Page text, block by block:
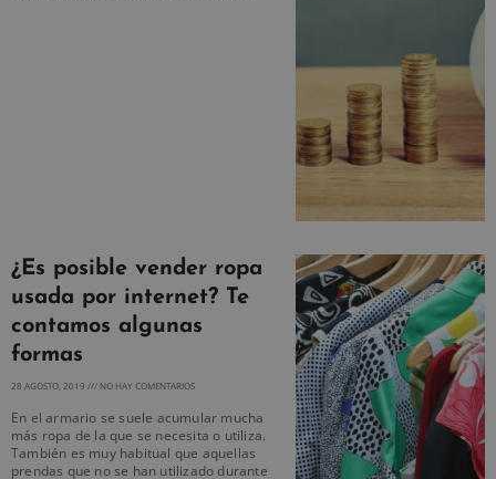
¿Es posible vender ropa
usada por internet? Te
contamos algunas
formas
28 AGOSTO, 2019 NO HAY COMENTARIOS
En el armario se suele acumular mucha
más ropa de la que se necesita o utiliza.
También es muy habitual que aquellas
prendas que no se han utilizado durante